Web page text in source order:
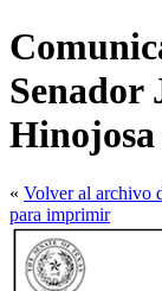
« Volver al archivo
para imprimir